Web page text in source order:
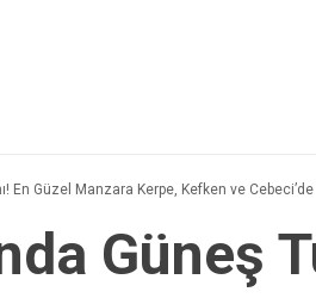
En Güzel Manzara Kerpe, Kefken ve
Güneş